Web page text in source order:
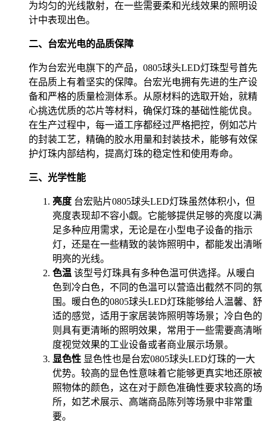
为均匀的光线散射，在一些需要柔和光线效果的照明设
计中表现出色。
二、台宏光电的品质保障
作为台宏光电旗下的产品，0805球头LED灯珠型号首先
在品质上有着坚实的保障。台宏光电拥有先进的生产设
备和严格的质量检测体系。从原材料的选取开始，就精
心挑选优质的芯片等材料，确保灯珠的基础性能优良。
在生产过程中，每一道工序都经过严格把控，例如芯片
的封装工艺，精确的胶水用量和封装技术，能够有效保
护灯珠内部结构，提高灯珠的稳定性和使用寿命。
三、光学性能
亮度 台宏贴片0805球头LED灯珠虽然体积小，但
亮度表现却不容小觑。它能够提供足够的亮度以满
足多种应用需求，无论是在小型电子设备的指示
灯，还是在一些精致的装饰照明中，都能发出清晰
明亮的光线。
色温 该型号灯珠具有多种色温可供选择。从暖白
色到冷白色，不同的色温可以营造出截然不同的氛
围。暖白色的0805球头LED灯珠能够给人温馨、舒
适的感觉，适用于家居装饰照明等场景；冷白色的
则具有更清晰的照明效果，常用于一些需要高清晰
度视觉效果的工业设备或者商业展示场景。
显色性 显色性也是台宏0805球头LED灯珠的一大
优势。较高的显色性意味着它能够更真实地还原被
照物体的颜色，这在对于颜色准确性要求较高的场
所，如艺术展示、高端商品陈列等场景中非常重
要。